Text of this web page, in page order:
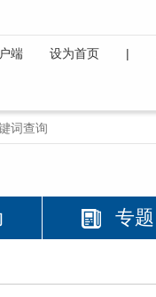
端 设为首页 |
专题